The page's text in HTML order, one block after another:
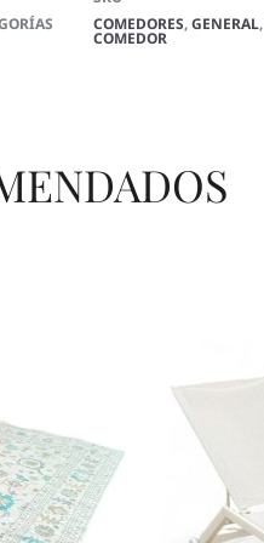
COMEDORES,GENERAL,
COMEDOR